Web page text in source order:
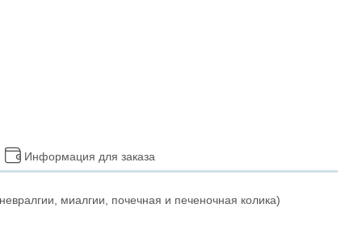
Информация для заказа
миалгии, почечная и печеночная колика)